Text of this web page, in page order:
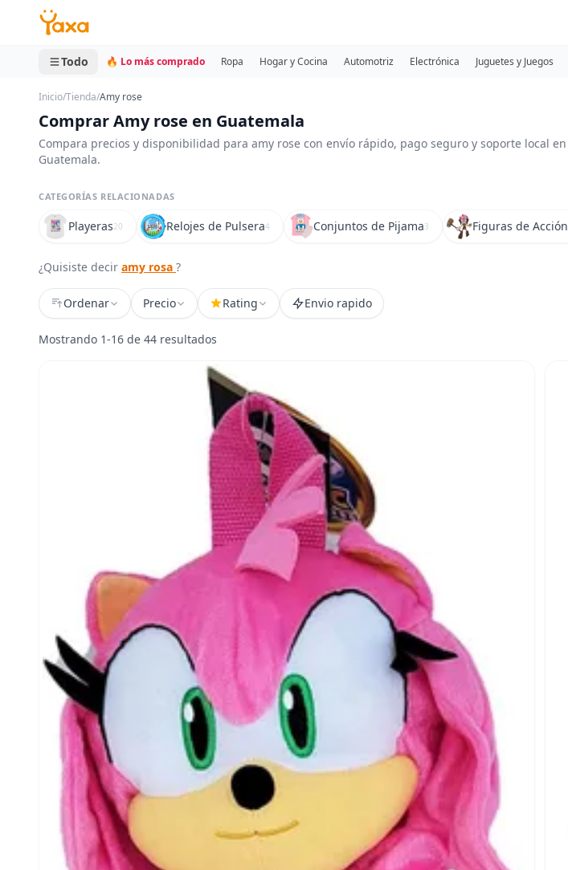
MINI CARRITO
0 productos
Todo 🔥 Lo más comprado Ropa Hogar y Cocina Automotriz Electrónica Juguetes y Juegos
Inicio/Tienda/Amy rose
Comprar Amy rose en Guatemala
Compara precios y disponibilidad para amy rose con envío rápido, pago seguro y soporte local en
Guatemala.
CATEGORÍAS RELACIONADAS
Playeras20 Relojes de Pulsera4 Conjuntos de Pijama3 Figuras de Acción
¿Quisiste decir amy rosa ?
Ordenar Precio Rating Envio rapido
Mostrando 1-16 de 44 resultados